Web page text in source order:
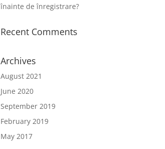
înainte de înregistrare?
Recent Comments
Archives
August 2021
June 2020
September 2019
February 2019
May 2017